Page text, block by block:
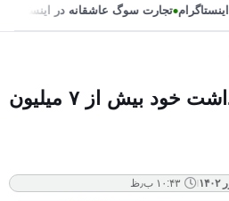
•تجارت سوگ عاشقانه در اینستاگرام
ترامپ از عکس بازداشت خود بیش از ۷ میلیون
۱۰:۴۳ ب٫ظ